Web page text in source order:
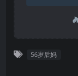
56岁后妈